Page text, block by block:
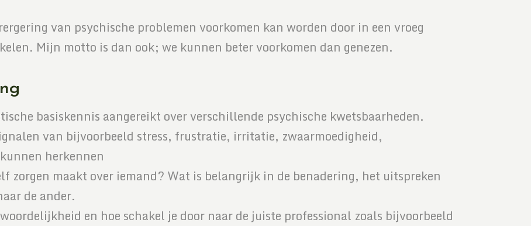
van psychische problemen voorkomen kan worden door in een vroeg
Mijn motto is dan ook; we kunnen beter voorkomen dan genezen.
basiskennis aangereikt over verschillende psychische kwetsbaarheden.
van bijvoorbeeld stress, frustratie, irritatie, zwaarmoedigheid,
herkennen
zorgen maakt over iemand? Wat is belangrijk in de benadering, het uitspreken
de ander.
en hoe schakel je door naar de juiste professional zoals bijvoorbeeld